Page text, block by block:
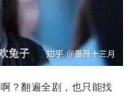
？翻遍全剧，也只能找